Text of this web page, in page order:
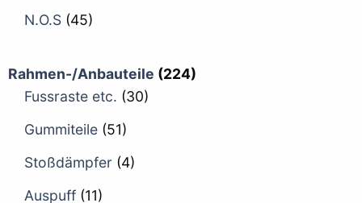
N.O.S (45)
Rahmen-/Anbauteile (224)
Fussraste etc. (30)
Gummiteile (51)
Stoßdämpfer (4)
Auspuff (11)